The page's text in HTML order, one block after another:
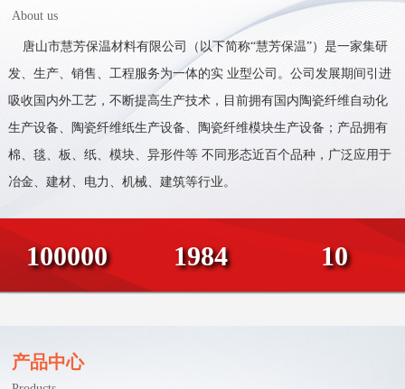
About us
唐山市慧芳保温材料有限公司（以下简称“慧芳保温”）是一家集研
发、生产、销售、工程服务为一体的实 业型公司。公司发展期间引进
吸收国内外工艺，不断提高生产技术，目前拥有国内陶瓷纤维自动化
生产设备、陶瓷纤维纸生产设备、陶瓷纤维模块生产设备；产品拥有
棉、毯、板、纸、模块、异形件等 不同形态近百个品种，广泛应用于
冶金、建材、电力、机械、建筑等行业。
100000 1984 10
产品中心